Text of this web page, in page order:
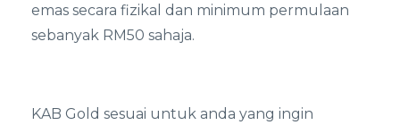
emas secara fizikal dan minimum permulaan
sebanyak RM50 sahaja.
KAB Gold sesuai untuk anda yang ingin